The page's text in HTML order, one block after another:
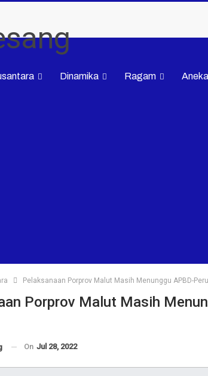
Dinamika Ragam Aneka
Pelaksanaan Porprov Malut Masih Menunggu APBD-
Porprov Malut Masih
On Jul 28, 2022